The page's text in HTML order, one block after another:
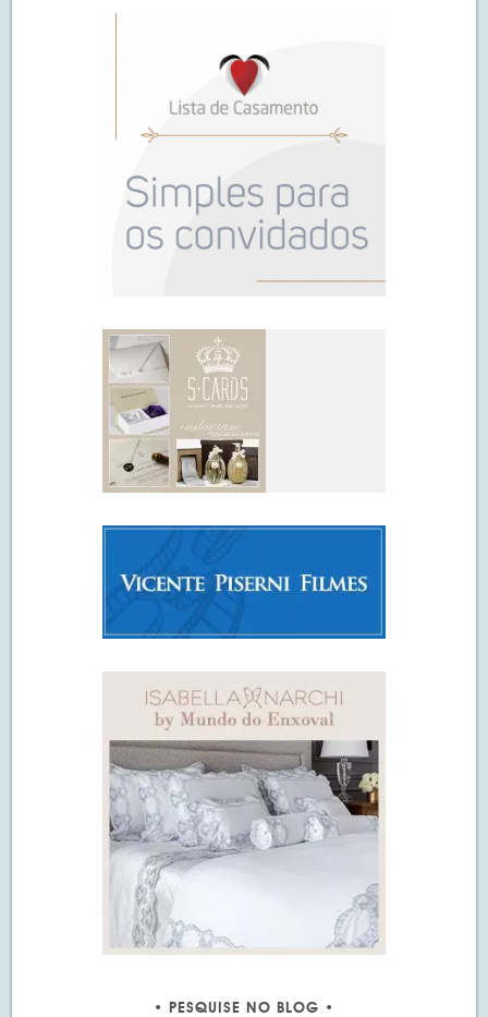
PESQUISE NO BLOG